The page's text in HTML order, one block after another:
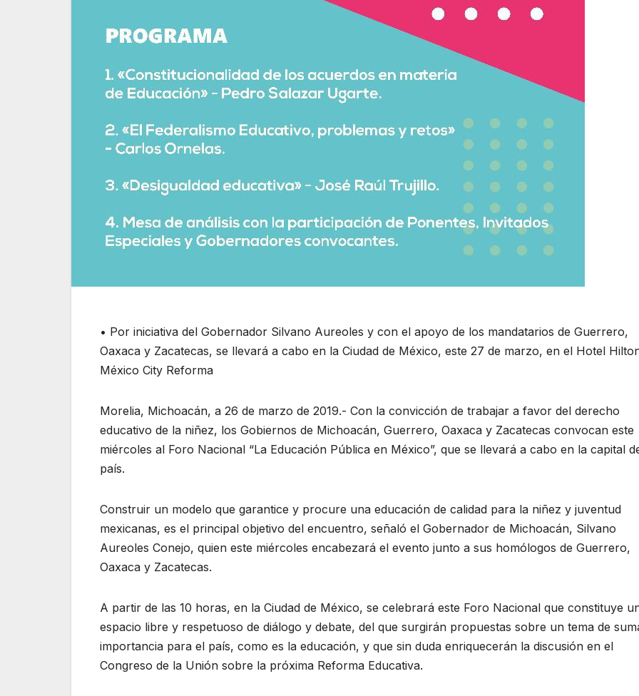
• Por iniciativa del Gobernador Silvano Aureoles y con el apoyo de los mandatarios de Guerrero,
Oaxaca y Zacatecas, se llevará a cabo en la Ciudad de México, este 27 de marzo, en el Hotel
México City Reforma
Morelia, Michoacán, a 26 de marzo de 2019.- Con la convicción de trabajar a favor del derecho
educativo de la niñez, los Gobiernos de Michoacán, Guerrero, Oaxaca y Zacatecas convocan este
miércoles al Foro Nacional “La Educación Pública en México”, que se llevará a cabo en la capital
país.
Construir un modelo que garantice y procure una educación de calidad para la niñez y juventud
mexicanas, es el principal objetivo del encuentro, señaló el Gobernador de Michoacán, Silvano
Aureoles Conejo, quien este miércoles encabezará el evento junto a sus homólogos de Guerrero,
Oaxaca y Zacatecas.
A partir de las 10 horas, en la Ciudad de México, se celebrará este Foro Nacional que constituye
espacio libre y respetuoso de diálogo y debate, del que surgirán propuestas sobre un tema de
importancia para el país, como es la educación, y que sin duda enriquecerán la discusión en el
Congreso de la Unión sobre la próxima Reforma Educativa.